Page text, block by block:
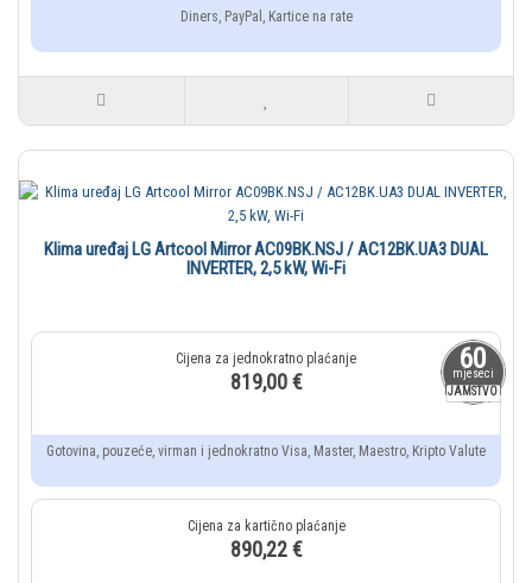
Diners, PayPal, Kartice na rate
60
mjeseci
JAMSTVO
Klima uređaj LG Artcool Mirror AC09BK.NSJ / AC12BK.UA3 DUAL
INVERTER, 2,5 kW, Wi-Fi
819,00 €
Gotovina, pouzeće, virman i jednokratno Visa, Master, Maestro, Kripto Valute
890,22 €